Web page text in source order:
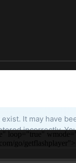
loop="true"
go/getflashplayer">